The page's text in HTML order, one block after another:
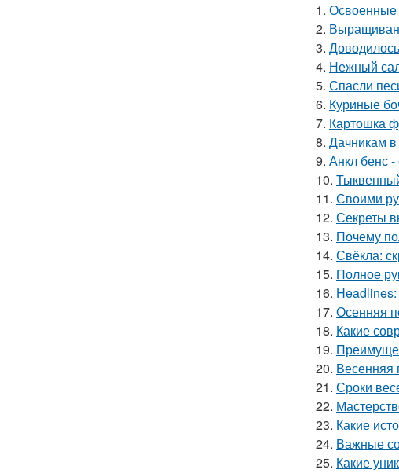
1. Освоенные
2.
3.
4. Нежный
5. Спасли
6. Куриные
7. Картошка
8. Дачникам
9. Анкл бенс -
10.
11. Своими
12. Секреты
13. Почему
14. Свёкла:
15. Полное
16. Headlines:
17. Осенняя
18. Какие
19.
20. Весенняя
21. Сроки
22.
23. Какие
24. Важные
25. Какие